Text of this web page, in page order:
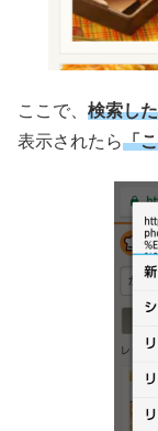
ここで、 検索し
表示されたら「